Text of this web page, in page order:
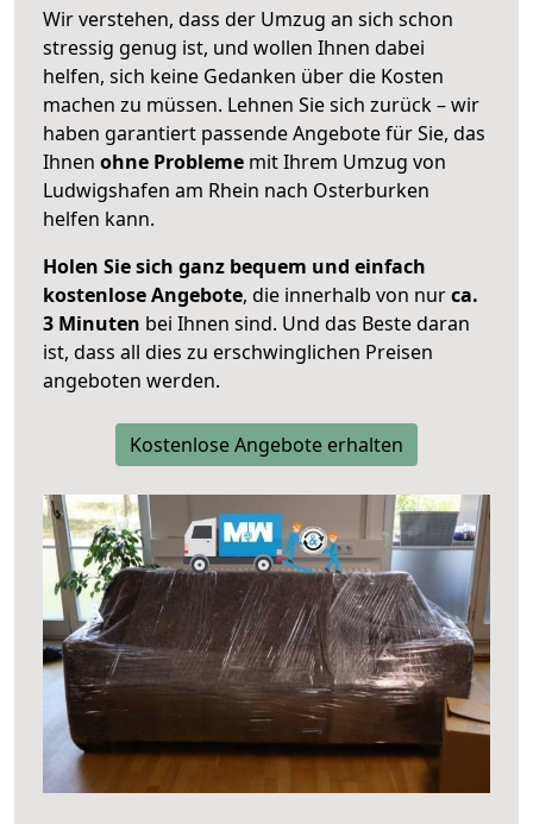
Wir verstehen, dass der Umzug an sich schon
stressig genug ist, und wollen Ihnen dabei
helfen, sich keine Gedanken über die Kosten
machen zu müssen. Lehnen Sie sich zurück – wir
haben garantiert passende Angebote für Sie, das
Ihnen ohne Probleme mit Ihrem Umzug von
Ludwigshafen am Rhein nach Osterburken
helfen kann.
Holen Sie sich ganz bequem und einfach
kostenlose Angebote, die innerhalb von nurca.
3 Minuten bei Ihnen sind. Und das Beste daran
ist, dass all dies zu erschwinglichen Preisen
angeboten werden.
Kostenlose Angebote erhalten